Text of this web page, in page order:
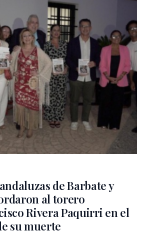
de Barbate y
al torero
Rivera Paquirri en el
su muerte